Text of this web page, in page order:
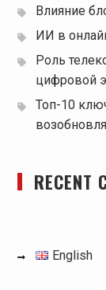
Влияние
ИИ в
Роль
цифровой
Топ-10
RECENT
English